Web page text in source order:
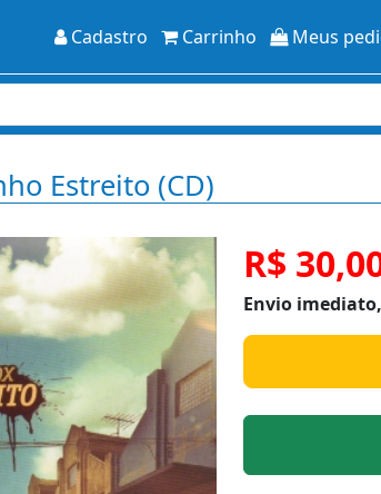
Cadastro Carrinho Meus
Estreito (CD)
R$
Envio